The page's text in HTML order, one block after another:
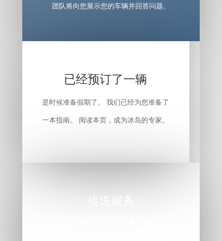
团队将向您展示您的车辆并回答问题。
已经预订了一辆
是时候准备假期了。 我们已经为您准备了
一本指南。 阅读本页，成为冰岛的专家。